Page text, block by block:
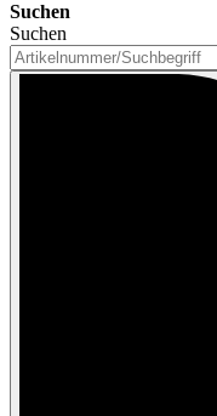
Suchen
Suchen